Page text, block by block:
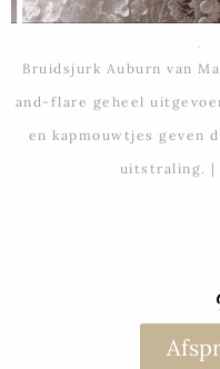
Bruidsjurk Auburn van
and-flare geheel
en kapmouwtjes geven
uitstraling. |